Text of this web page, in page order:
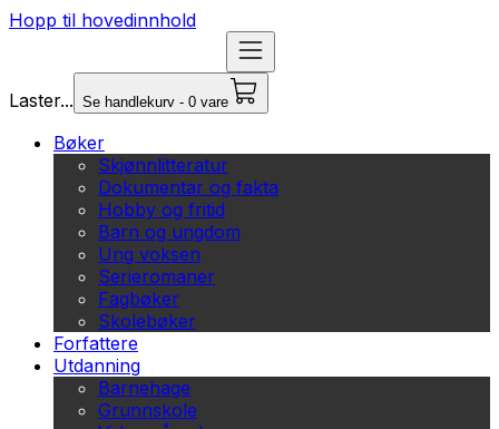
Hopp til hovedinnhold
Laster... Se handlekurv - 0 vare
Bøker
Skjønnlitteratur
Dokumentar og fakta
Hobby og fritid
Barn og ungdom
Ung voksen
Serieromaner
Fagbøker
Skolebøker
Forfattere
Utdanning
Barnehage
Grunnskole